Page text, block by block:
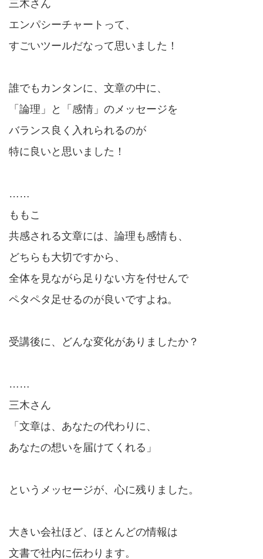
三木さん
エンパシーチャートって、
すごいツールだなって思いました！
誰でもカンタンに、文章の中に、
「論理」と「感情」のメッセージを
バランス良く入れられるのが
特に良いと思いました！
……
ももこ
共感される文章には、論理も感情も、
どちらも大切ですから、
全体を見ながら足りない方を付せんで
ペタペタ足せるのが良いですよね。
受講後に、どんな変化がありましたか？
……
三木さん
「文章は、あなたの代わりに、
あなたの想いを届けてくれる」
というメッセージが、心に残りました。
大きい会社ほど、ほとんどの情報は
文書で社内に伝わります。